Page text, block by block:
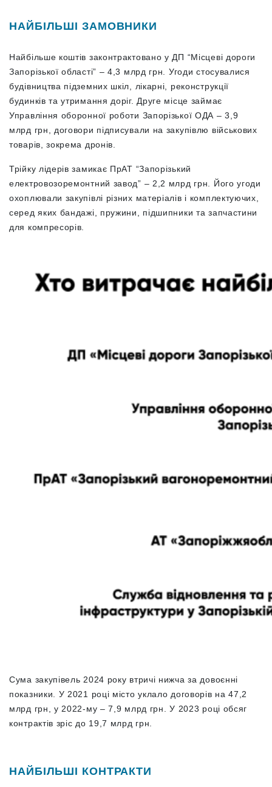
НАЙБІЛЬШІ ЗАМОВНИКИ
Найбільше коштів законтрактовано у ДП “Місцеві дороги
Запорізької області” – 4,3 млрд грн. Угоди стосувалися
будівництва підземних шкіл, лікарні, реконструкції
будинків та утримання доріг. Друге місце займає
Управління оборонної роботи Запорізької ОДА – 3,9
млрд грн, договори підписували на закупівлю військових
товарів, зокрема дронів.
Трійку лідерів замикає ПрАТ “Запорізький
електровозоремонтний завод” – 2,2 млрд грн. Його угоди
охоплювали закупівлі різних матеріалів і комплектуючих,
серед яких бандажі, пружини, підшипники та запчастини
для компресорів.
Сума закупівель 2024 року втричі нижча за довоєнні
показники. У 2021 році місто уклало договорів на 47,2
млрд грн, у 2022-му – 7,9 млрд грн. У 2023 році обсяг
контрактів зріс до 19,7 млрд грн.
НАЙБІЛЬШІ КОНТРАКТИ